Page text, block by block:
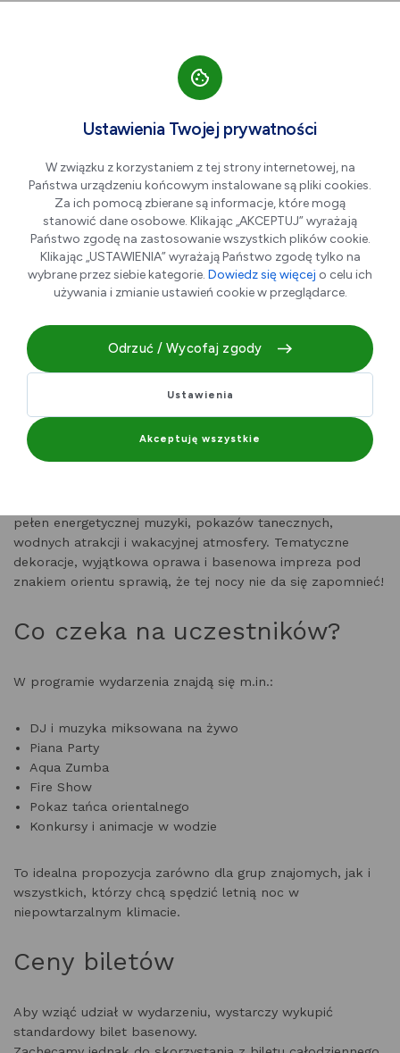
Noc Basenowa w Nemo!
Już 1 sierpnia 2026 roku zapraszamy do Nemo – Świata
Rozrywki w Dąbrowie Górniczej na wyjątkowe wakacyjne
wydarzenie – Noc Basenową – orientalnym klimacie! W
godzinach 21:00–2:00 nasz kompleks zamieni się w pełną
światła, muzyki i egzotycznych rytmów strefę nocnej
zabawy.
pełen energetycznej muzyki, pokazów tanecznych,
wodnych atrakcji i wakacyjnej atmosfery. Tematyczne
dekoracje, wyjątkowa oprawa i basenowa impreza pod
znakiem orientu sprawią, że tej nocy nie da się zapomnieć!
Co czeka na uczestników?
W programie wydarzenia znajdą się m.in.:
DJ i muzyka miksowana na żywo
Piana Party
Aqua Zumba
Fire Show
Pokaz tańca orientalnego
Konkursy i animacje w wodzie
To idealna propozycja zarówno dla grup znajomych, jak i
wszystkich, którzy chcą spędzić letnią noc w
niepowtarzalnym klimacie.
Ceny biletów
Aby wziąć udział w wydarzeniu, wystarczy wykupić
standardowy bilet basenowy.
Ustawienia Twojej prywatności
W związku z korzystaniem z tej strony internetowej, na
Państwa urządzeniu końcowym instalowane są pliki cookies.
Za ich pomocą zbierane są informacje, które mogą
stanowić dane osobowe. Klikając „AKCEPTUJ” wyrażają
Państwo zgodę na zastosowanie wszystkich plików cookie.
Klikając „USTAWIENIA” wyrażają Państwo zgodę tylko na
wybrane przez siebie kategorie. Dowiedz się więcej o celu ich
używania i zmianie ustawień cookie w przeglądarce.
Odrzuć / Wycofaj zgody
Ustawienia
Akceptuję wszystkie